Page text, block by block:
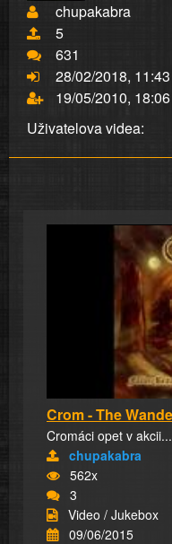
chupakabra
5
631
28/02/2018, 11:43
19/05/2010, 18:06
Uživatelova videa:
Crom - The
Cromáci opet v
chupakabra
562x
3
Video / Jukebox
09/06/2015